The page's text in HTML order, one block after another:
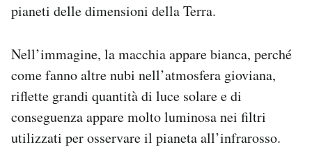
pianeti delle dimensioni della Terra.
Nell’immagine, la macchia appare bianca, perché
come fanno altre nubi nell’atmosfera gioviana,
riflette grandi quantità di luce solare e di
conseguenza appare molto luminosa nei filtri
utilizzati per osservare il pianeta all’infrarosso.